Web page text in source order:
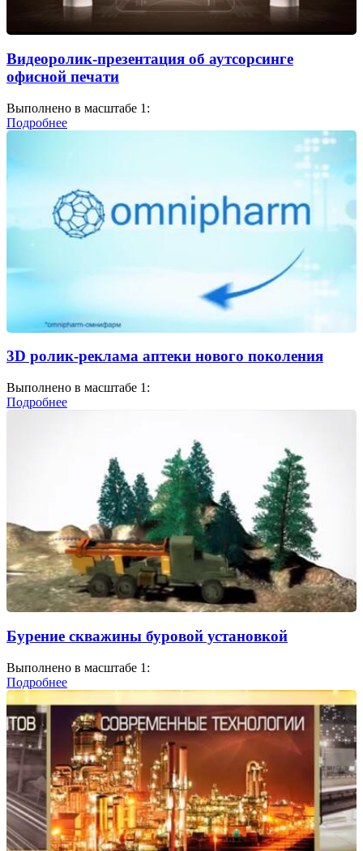
Видеоролик-презентация об аутсорсинге
офисной печати
Выполнено в масштабе 1:
Подробнее
3D ролик-реклама аптеки нового поколения
Выполнено в масштабе 1:
Подробнее
Бурение скважины буровой установкой
Выполнено в масштабе 1:
Подробнее